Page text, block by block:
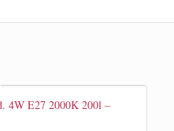
4W E27 2000K 200l –